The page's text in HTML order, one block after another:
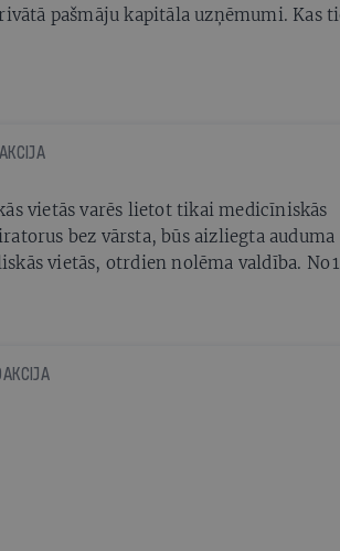
pašmāju kapitāla uzņēmumi. Kas
vietās varēs lietot tikai medicīniskās
bez vārsta, būs aizliegta auduma
vietās, otrdien nolēma valdība. No